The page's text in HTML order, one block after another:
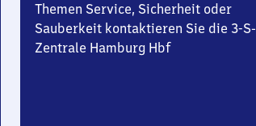
Themen Service, Sicherheit oder
Sauberkeit kontaktieren Sie die 3-S-
Zentrale Hamburg Hbf